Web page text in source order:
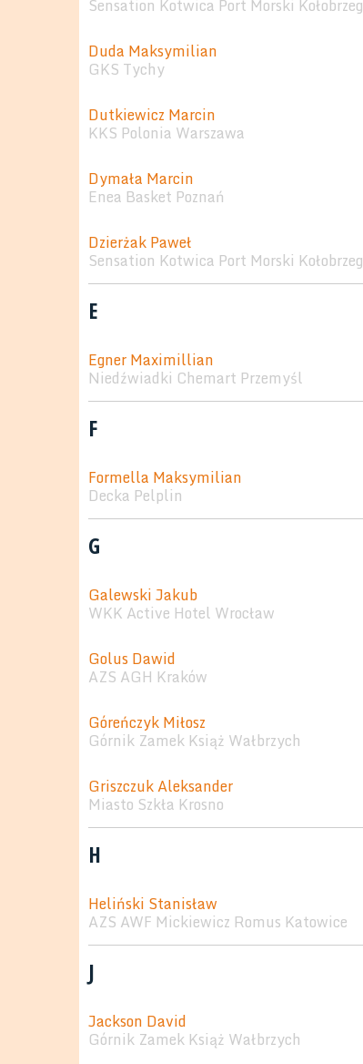
Sensation Kotwica Port Morski Kołobrzeg
Duda Maksymilian
GKS Tychy
Dutkiewicz Marcin
KKS Polonia Warszawa
Dymała Marcin
Enea Basket Poznań
Dzierżak Paweł
Sensation Kotwica Port Morski Kołobrzeg
E
Egner Maximillian
Niedźwiadki Chemart Przemyśl
F
Formella Maksymilian
Decka Pelplin
G
Galewski Jakub
WKK Active Hotel Wrocław
Golus Dawid
AZS AGH Kraków
Góreńczyk Miłosz
Górnik Zamek Książ Wałbrzych
Griszczuk Aleksander
Miasto Szkła Krosno
H
Heliński Stanisław
AZS AWF Mickiewicz Romus Katowice
J
Jackson David
Górnik Zamek Książ Wałbrzych